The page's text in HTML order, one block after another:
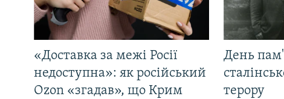
«Доставка за межі Росії
недоступна»: як російський
Ozon «згадав», що Крим
День
терору